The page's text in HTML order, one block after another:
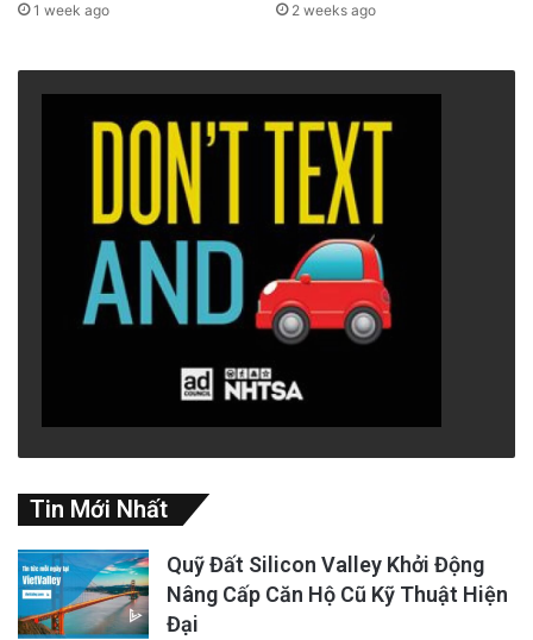
1 week ago 2 weeks ago
Tin Mới Nhất
Quỹ Đất Silicon Valley Khởi Động
Nâng Cấp Căn Hộ Cũ Kỹ Thuật Hiện
Đại